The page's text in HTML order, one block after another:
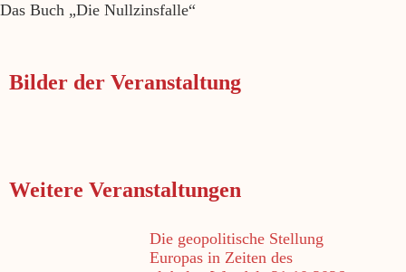
Das Buch „Die Nullzinsfalle“
Bilder der Veranstaltung
Weitere Veranstaltungen
Die geopolitische Stellung
Europas in Zeiten des